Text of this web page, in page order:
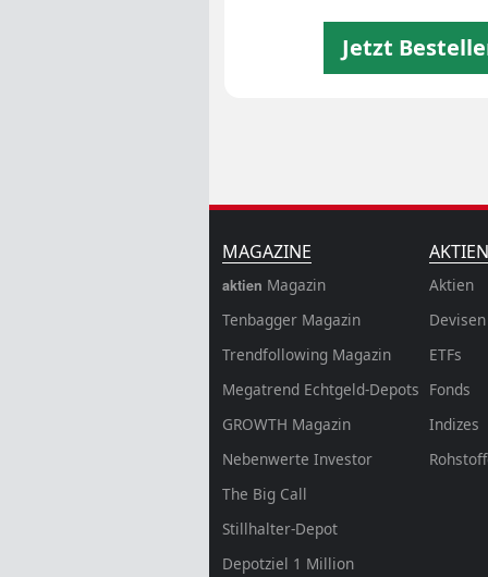
Jetzt
MAGAZINE
aktien Magazin
Tenbagger Magazin
Trendfollowing Magazin
Megatrend Echtgeld-Depots
GROWTH Magazin
Nebenwerte Investor
The Big Call
Stillhalter-Depot
Depotziel 1 Million
Aktien
Devisen
ETFs
Fonds
Indizes